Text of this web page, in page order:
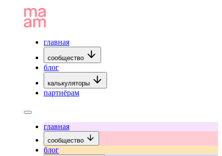
главная
сообщество
блог
калькуляторы
партнёрам
главная
сообщество
блог